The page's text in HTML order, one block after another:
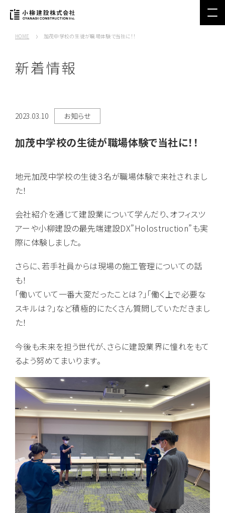
HOME 加茂中学校の生徒が職場体験で当社に！！
新着情報
2023.03.10 お知らせ
加茂中学校の生徒が職場体験で当社に！！
地元加茂中学校の生徒３名が職場体験で来社されまし
た！
会社紹介を通じて建設業について学んだり、オフィスツ
アーや小柳建設の最先端建設DX”Holostruction”も実
際に体験しました。
さらに、若手社員からは現場の施工管理についての話
も！
「働いていて一番大変だったことは？」「働く上で必要な
スキルは？」など積極的にたくさん質問していただきまし
た！
今後も未来を担う世代が、さらに建設業界に憧れをもて
るよう努めてまいります。